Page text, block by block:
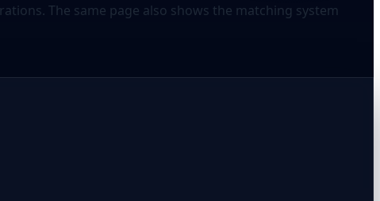
The same page also shows the matching system